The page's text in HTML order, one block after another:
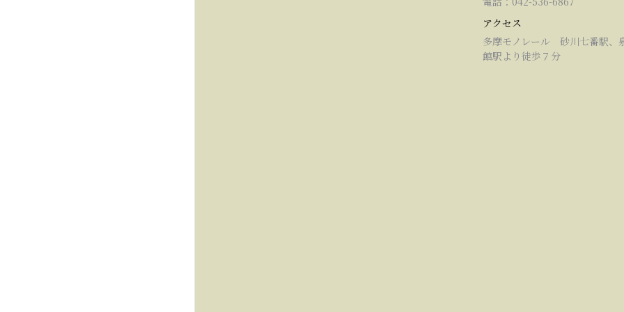
アクセス
多摩モノレール 砂川七番駅、
館駅より徒歩７分